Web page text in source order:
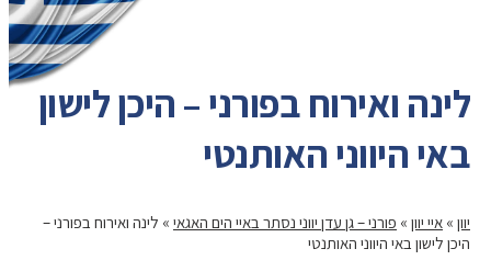
לינה ואירוח בפורני – היכן לישון
באי היווני האותנטי
יוון » איי יוון » פורני – גן עדן יווני נסתר באיי הים האגאי » לינה ואירוח בפורני –
היכן לישון באי היווני האותנטי